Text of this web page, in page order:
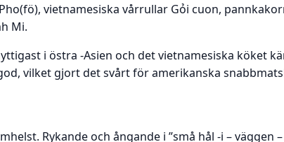
vietnamesiska vårrullar Gỏi cuon,
Mi.
i östra -Asien och det vietnamesiska köket
vilket gjort det svårt för amerikanska
Rykande och ångande i ”små hål -i – väggen